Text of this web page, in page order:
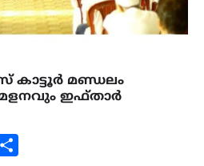
മണ്ഡലം
ഇഫ്താർ